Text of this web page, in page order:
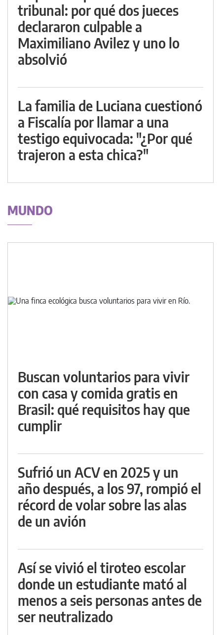
tribunal: por qué dos jueces
declararon culpable a
Maximiliano Avilez y uno lo
absolvió
La familia de Luciana cuestionó
a Fiscalía por llamar a una
testigo equivocada: "¿Por qué
trajeron a esta chica?"
MUNDO
Buscan voluntarios para vivir
con casa y comida gratis en
Brasil: qué requisitos hay que
cumplir
Sufrió un ACV en 2025 y un
año después, a los 97, rompió el
récord de volar sobre las alas
de un avión
Así se vivió el tiroteo escolar
donde un estudiante mató al
menos a seis personas antes de
ser neutralizado